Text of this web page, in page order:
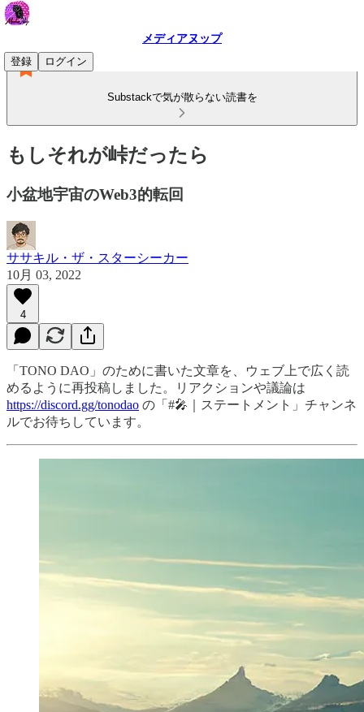
メディアヌップ
登録
ログイン
Substackで気が散らない読書を
もしそれが峠だったら
小盆地宇宙のWeb3的転回
ササキル・ザ・スターシーカー
10月 03, 2022
4
「TONO DAO」のために書いた文章を、ウェブ上で広く読
めるように再投稿しました。リアクションや議論は
https://discord.gg/tonodao の「#🎤｜ステートメント」チャンネ
ルでお待ちしています。